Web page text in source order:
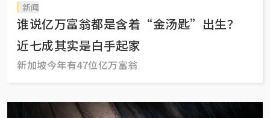
新闻
谁说亿万富翁都是含着“金汤匙”出生？
近七成其实是白手起家
新加坡今年有47位亿万富翁